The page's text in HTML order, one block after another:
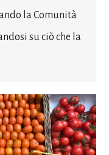
la Comunità
su ciò che la